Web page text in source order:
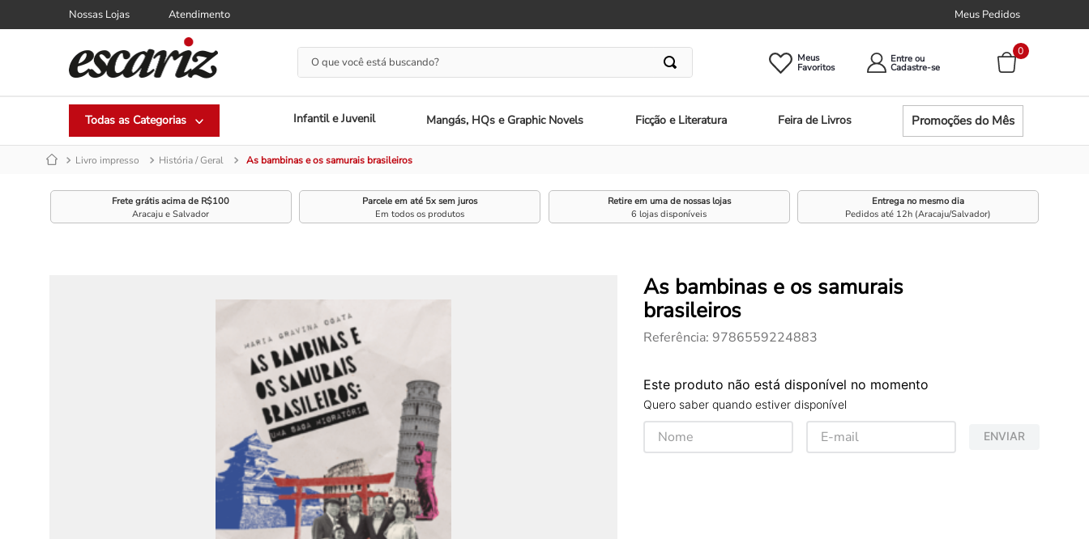
Nossas Lojas Atendimento Meus Pedidos
O que você está buscando? Meus Entre ou
0
Infantil e Juvenil Mangás, HQs e Graphic Novels Ficção e Literatura Feira de Livros Promoções do Mês
Livro impresso História / Geral As bambinas e os samurais brasileiros
Frete grátis acima de R$100
Aracaju e Salvador
Parcele em até 5x sem juros
Em todos os produtos
Retire em uma de nossas lojas
6 lojas disponíveis
Entrega no mesmo dia
Pedidos até 12h (Aracaju/Salvador)
As bambinas e os samurais
brasileiros
Referência: 9786559224883
Este produto não está disponível no momento
Quero saber quando estiver disponível
ENVIAR